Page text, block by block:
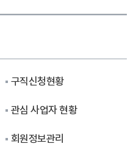
구직신청현황
관심 사업자 현황
회원정보관리